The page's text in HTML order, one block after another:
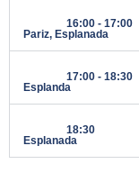
16:00 - 17:00
Pariz, Esplanada
17:00 - 18:30
Esplanda
18:30
Esplanada